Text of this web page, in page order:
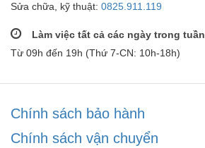
Sửa chữa, kỹ thuật: 0825.911.119
Làm việc tất cả các ngày trong tuần
Từ 09h đến 19h (Thứ 7-CN: 10h-18h)
Chính sách bảo hành
Chính sách vận chuyển